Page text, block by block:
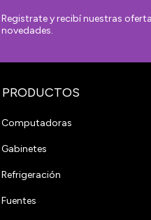
Registrate y recibí nuestras
novedades.
PRODUCTOS
Computadoras
Gabinetes
Refrigeración
Fuentes